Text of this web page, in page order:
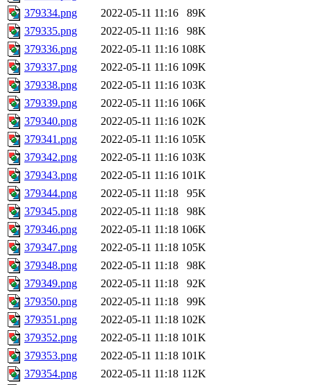
379334.png
2022-05-11 11:16
89K
379335.png
2022-05-11 11:16
98K
379336.png
2022-05-11 11:16 108K
379337.png
2022-05-11 11:16 109K
379338.png
2022-05-11 11:16 103K
379339.png
2022-05-11 11:16 106K
379340.png
2022-05-11 11:16 102K
379341.png
2022-05-11 11:16 105K
379342.png
2022-05-11 11:16 103K
379343.png
2022-05-11 11:16 101K
379344.png
2022-05-11 11:18
95K
379345.png
2022-05-11 11:18
98K
379346.png
2022-05-11 11:18 106K
379347.png
2022-05-11 11:18 105K
379348.png
2022-05-11 11:18
98K
379349.png
2022-05-11 11:18
92K
379350.png
2022-05-11 11:18
99K
379351.png
2022-05-11 11:18 102K
379352.png
2022-05-11 11:18 101K
379353.png
2022-05-11 11:18 101K
379354.png
2022-05-11 11:18 112K